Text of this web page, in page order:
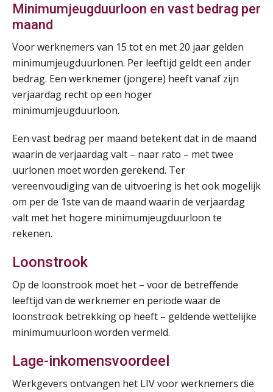
Minimumjeugduurloon en vast bedrag per
maand
Voor werknemers van 15 tot en met 20 jaar gelden
minimumjeugduurlonen. Per leeftijd geldt een ander
bedrag. Een werknemer (jongere) heeft vanaf zijn
verjaardag recht op een hoger
minimumjeugduurloon.
Een vast bedrag per maand betekent dat in de maand
waarin de verjaardag valt – naar rato – met twee
uurlonen moet worden gerekend. Ter
vereenvoudiging van de uitvoering is het ook mogelijk
om per de 1ste van de maand waarin de verjaardag
valt met het hogere minimumjeugduurloon te
rekenen.
Loonstrook
Op de loonstrook moet het – voor de betreffende
leeftijd van de werknemer en periode waar de
loonstrook betrekking op heeft – geldende wettelijke
minimumuurloon worden vermeld.
Lage-inkomensvoordeel
Werkgevers ontvangen het LIV voor werknemers die
31
SEP
Cursus Van salarisadministrateur naar beloningsadviseur (basis)
MOCuitgevers
SEP
MOCuitgevers
07
SEP
MOCuitgevers
08
SEP
Online Excel training voor de salarisadministrateur (verdieping)
08
SEP
MOCuitgevers
09
SEP
Cursus Samenwerken financiële- en salarisadministratie
MOCuitgevers
16
MOCuitgevers